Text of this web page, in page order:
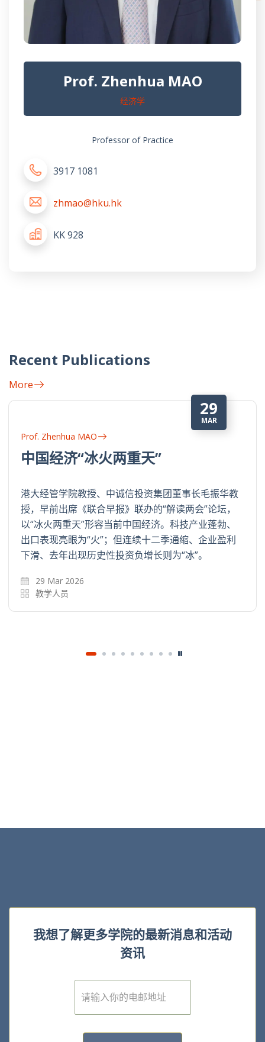
Prof. Zhenhua MAO
经济学
Professor of Practice
3917 1081
zhmao@hku.hk
KK 928
Recent Publications
More
29
MAR
Prof. Zhenhua MAO
中国经济“冰火两重天”
港大经管学院教授、中诚信投资集团董事长毛振华教
授，早前出席《联合早报》联办的“解读两会”论坛，
以“冰火两重天”形容当前中国经济。科技产业蓬勃、
出口表现亮眼为“火”；但连续十二季通缩、企业盈利
下滑、去年出现历史性投资负增长则为“冰”。
29 Mar 2026
教学人员
我想了解更多学院的最新消息和活动
资讯
E
m